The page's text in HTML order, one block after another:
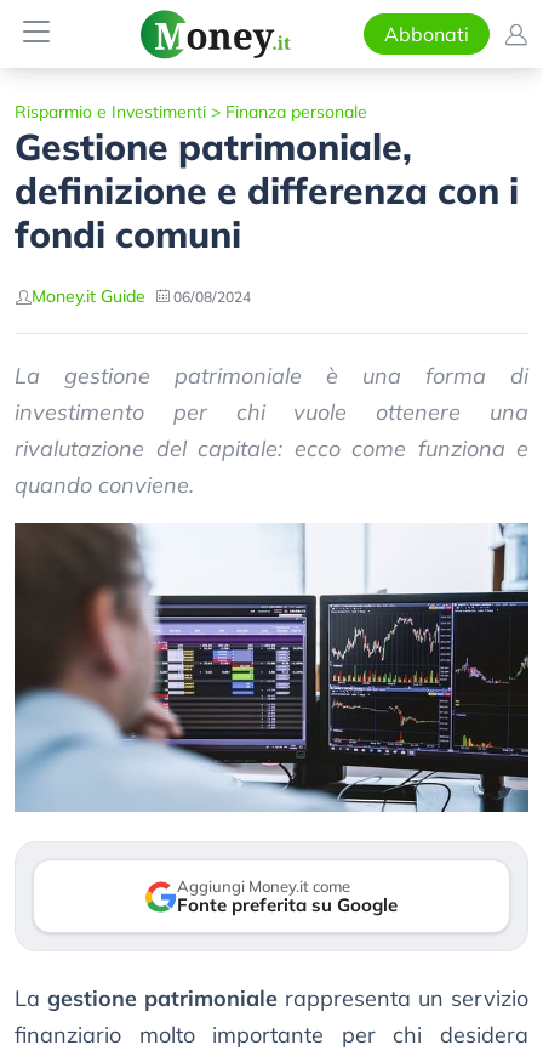
Abbonati
Risparmio e Investimenti > Finanza personale
Gestione patrimoniale,
definizione e differenza con i
fondi comuni
Money.it Guide 06/08/2024
La gestione patrimoniale è una forma di
investimento per chi vuole ottenere una
rivalutazione del capitale: ecco come funziona e
quando conviene.
Aggiungi Money.it come
Fonte preferita su Google
La gestione patrimoniale rappresenta un servizio
finanziario molto importante per chi desidera